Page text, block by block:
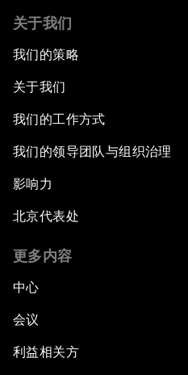
关于我们
我们的策略
关于我们
我们的工作方式
我们的领导团队与组织治理
影响力
北京代表处
更多内容
中心
会议
利益相关方